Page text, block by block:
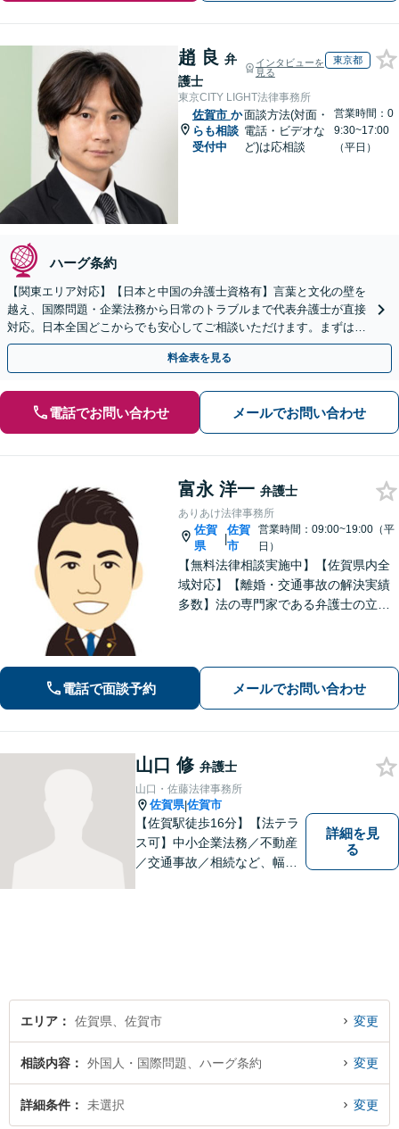
趙 良 弁
護士
インタビューを
見る
東京都
東京CITY LIGHT法律事務所
佐賀市 か
らも相談
受付中
面談方法(対面・
電話・ビデオな
ど)は応相談
営業時間：0
9:30~17:00
（平日）
ハーグ条約
【関東エリア対応】【日本と中国の弁護士資格有】言葉と文化の壁を
越え、国際問題・企業法務から日常のトラブルまで代表弁護士が直接
対応。日本全国どこからでも安心してご相談いただけます。まずは一
歩を踏み出してみませんか。【初回相談無料】
料金表を見る
電話でお問い合わせ メールでお問い合わせ
富永 洋一 弁護士
ありあけ法律事務所
佐賀
県
|
佐賀
市
営業時間：09:00~19:00（平
日）
【無料法律相談実施中】【佐賀県内全
域対応】【離婚・交通事故の解決実績
多数】法の専門家である弁護士の立場
電話で面談予約 メールでお問い合わせ
山口 修 弁護士
山口・佐藤法律事務所
佐賀県|佐賀市
【佐賀駅徒歩16分】【法テラ
ス可】中小企業法務／不動産
／交通事故／相続など、幅広
詳細を見
る
エリア 佐賀県、佐賀市 変更
相談内容 外国人・国際問題、ハーグ条約 変更
詳細条件 未選択 変更